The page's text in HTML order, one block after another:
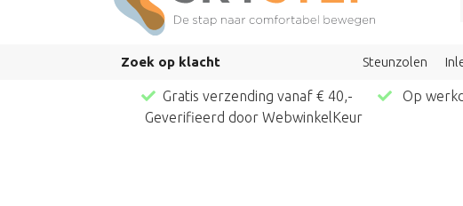
Zoek op klacht Steunzolen
Gratis verzending vanaf € 40,- Op
Geverifieerd door WebwinkelKeur